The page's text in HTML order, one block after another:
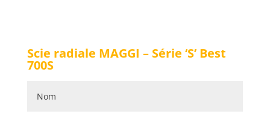
Scie radiale MAGGI – Série ‘S’ Best
700S